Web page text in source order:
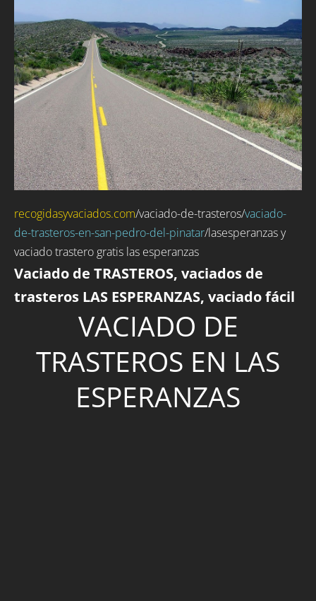
recogidasyvaciados.com/vaciado-de-trasteros/vaciado-
de-trasteros-en-san-pedro-del-pinatar/lasesperanzas y
vaciado trastero gratis las esperanzas
Vaciado de TRASTEROS, vaciados de
trasteros LAS ESPERANZAS, vaciado fácil
VACIADO DE
TRASTEROS EN LAS
ESPERANZAS